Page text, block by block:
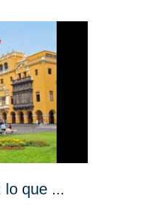
lo que ...